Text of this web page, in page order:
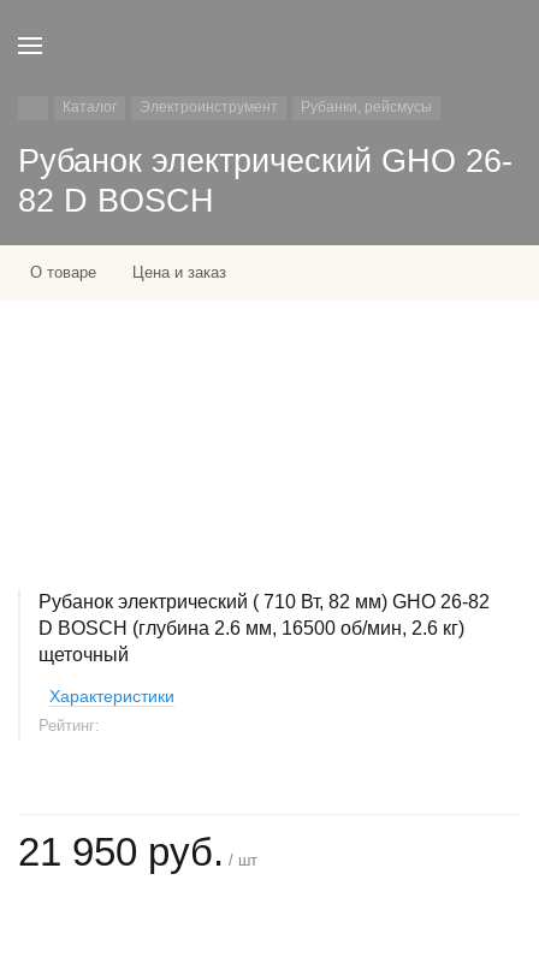
Каталог Электроинструмент Рубанки, рейсмусы
Рубанок электрический GHO 26-
82 D BOSCH
О товаре Цена и заказ
Рубанок электрический ( 710 Вт, 82 мм) GHO 26-82
D BOSCH (глубина 2.6 мм, 16500 об/мин, 2.6 кг)
щеточный
Характеристики
Рейтинг:
21 950 руб. / шт